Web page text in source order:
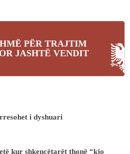
PËR TRAJTIM
JASHTË VENDIT
i dyshuari
kur shkencëtarët thonë “kjo